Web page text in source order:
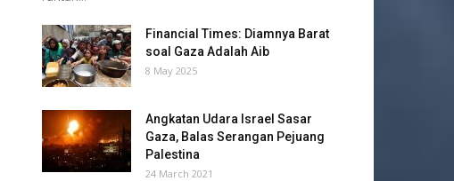
Financial Times: Diamnya Barat
soal Gaza Adalah Aib
8 May 2025
Angkatan Udara Israel Sasar
Gaza, Balas Serangan Pejuang
Palestina
24 March 2021